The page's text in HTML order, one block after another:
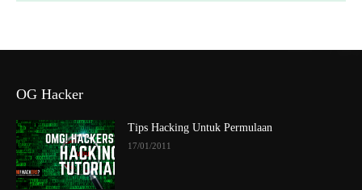
OG Hacker
Tips Hacking Untuk Permulaan
17/01/2011